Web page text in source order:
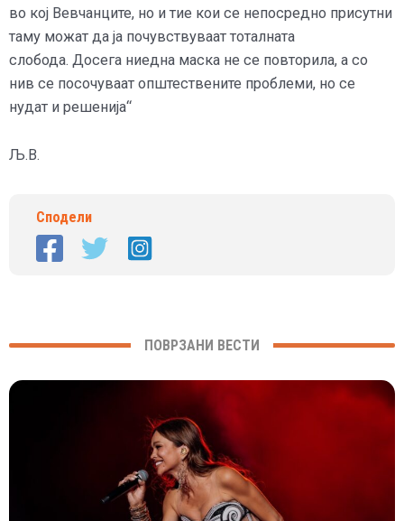
во кој Вевчанците, но и тие кои се непосредно присутни
таму можат да ја почувствуваат тоталната
слобода. Досега ниедна маска не се повторила, а со
нив се посочуваат општествените проблеми, но се
нудат и решенија“
Љ.В.
Сподели
ПОВРЗАНИ ВЕСТИ